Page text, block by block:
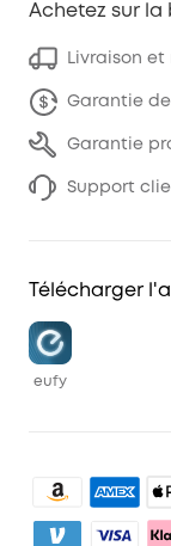
Achetez sur
Livraison
Garantie
Garantie
Support
Télécharger
eufy